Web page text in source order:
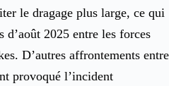
le dragage plus large, ce qui
d’août 2025 entre les forces
D’autres affrontements entre
provoqué l’incident